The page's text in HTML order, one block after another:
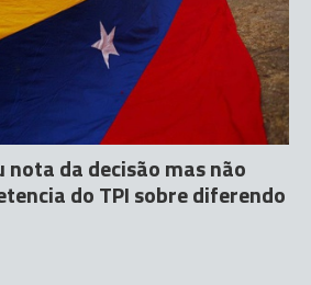
nota da decisão mas não
do TPI sobre diferendo